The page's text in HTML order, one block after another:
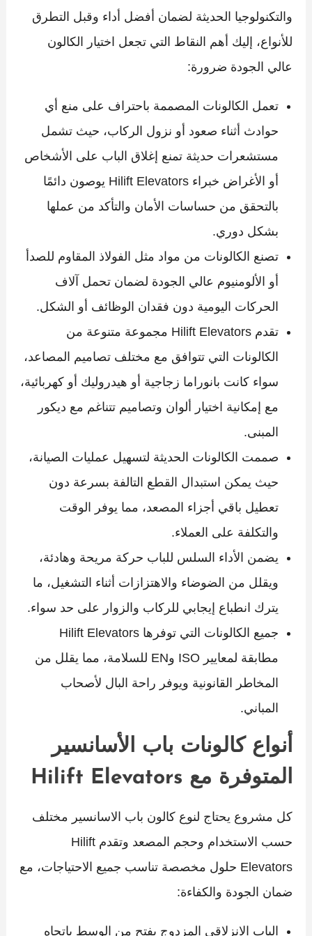
والتكنولوجيا الحديثة لضمان أفضل أداء وقبل التطرق
للأنواع، إليك أهم النقاط التي تجعل اختيار الكالون
عالي الجودة ضرورة:
تعمل الكالونات المصممة باحتراف على منع أي
حوادث أثناء صعود أو نزول الركاب، حيث تشمل
مستشعرات حديثة تمنع إغلاق الباب على الأشخاص
أو الأغراض خبراء Hilift Elevators يوصون دائمًا
بالتحقق من حساسات الأمان والتأكد من عملها
بشكل دوري.
تصنع الكالونات من مواد مثل الفولاذ المقاوم للصدأ
أو الألومنيوم عالي الجودة لضمان تحمل آلاف
الحركات اليومية دون فقدان الوظائف أو الشكل.
تقدم Hilift Elevators مجموعة متنوعة من
الكالونات التي تتوافق مع مختلف تصاميم المصاعد،
سواء كانت بانوراما زجاجية أو هيدروليك أو كهربائية،
مع إمكانية اختيار ألوان وتصاميم تتناغم مع ديكور
المبنى.
صممت الكالونات الحديثة لتسهيل عمليات الصيانة،
حيث يمكن استبدال القطع التالفة بسرعة دون
تعطيل باقي أجزاء المصعد، مما يوفر الوقت
والتكلفة على العملاء.
يضمن الأداء السلس للباب حركة مريحة وهادئة،
ويقلل من الضوضاء والاهتزازات أثناء التشغيل، ما
يترك انطباع إيجابي للركاب والزوار على حد سواء.
جميع الكالونات التي توفرها Hilift Elevators
مطابقة لمعايير ISO وEN للسلامة، مما يقلل من
المخاطر القانونية ويوفر راحة البال لأصحاب
المباني.
أنواع كالونات باب الأسانسير
المتوفرة مع Hilift Elevators
كل مشروع يحتاج لنوع كالون باب الاسانسير مختلف
حسب الاستخدام وحجم المصعد وتقدم Hilift
Elevators حلول مخصصة تناسب جميع الاحتياجات، مع
ضمان الجودة والكفاءة:
الباب الانزلاقي المزدوج يفتح من الوسط باتجاه